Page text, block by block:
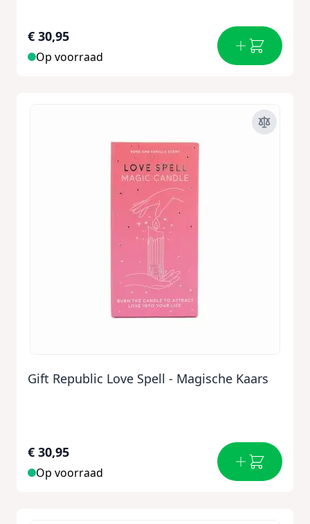
€ 30,95
Op voorraad
Gift Republic Love Spell - Magische Kaars
€ 30,95
Op voorraad